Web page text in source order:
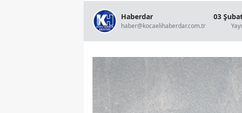
Haberdar
haber@kocaelihaberdar.com.tr
03